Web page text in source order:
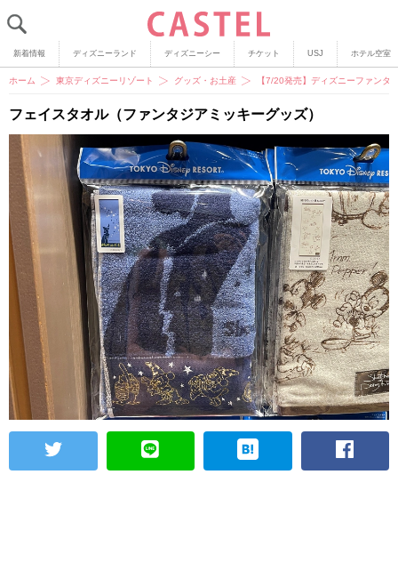
新着情報 ディズニーランド ディズニーシー チケット USJ ホテル空室
ホーム 東京ディズニーリゾート グッズ・お土産 【7/20発売】ディズニーファンタ
フェイスタオル（ファンタジアミッキーグッズ）